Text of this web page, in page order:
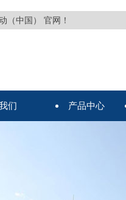
（中国） 官网！
们 产品中心